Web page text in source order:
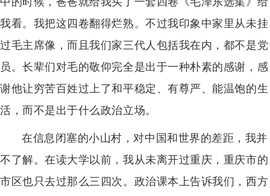
我看。我把这四卷翻得烂熟。不过我印象中家里从未挂
过毛主席像，而且我们家三代人包括我在内，都不是党
员。长辈们对毛的敬仰完全是出于一种朴素的感谢，感
谢他让穷苦百姓过上了和平稳定、有尊严、能温饱的生
活，而不是出于什么政治立场。
在信息闭塞的小山村，对中国和世界的差距，我并
不了解。在读大学以前，我从未离开过重庆，重庆市的
市区也只去过那么三四次。政治课本上告诉我们，西方